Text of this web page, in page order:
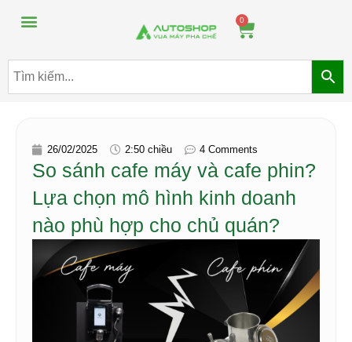
0
26/02/2025 2:50 chiều 4 Comments
So sánh cafe máy và cafe phin?
Lựa chọn mô hình kinh doanh
nào phù hợp cho chủ quán?